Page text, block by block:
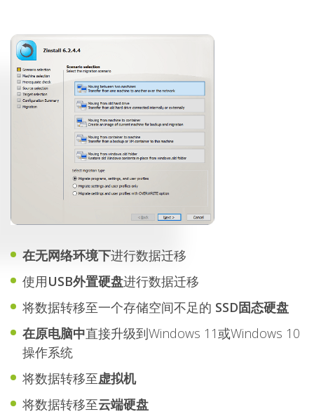
在无网络环境下进行数据迁移
使用USB外置硬盘进行数据迁移
将数据转移至一个存储空间不足的 SSD固态硬盘
在原电脑中直接升级到Windows 11或Windows 10
操作系统
将数据转移至虚拟机
将数据转移至云端硬盘